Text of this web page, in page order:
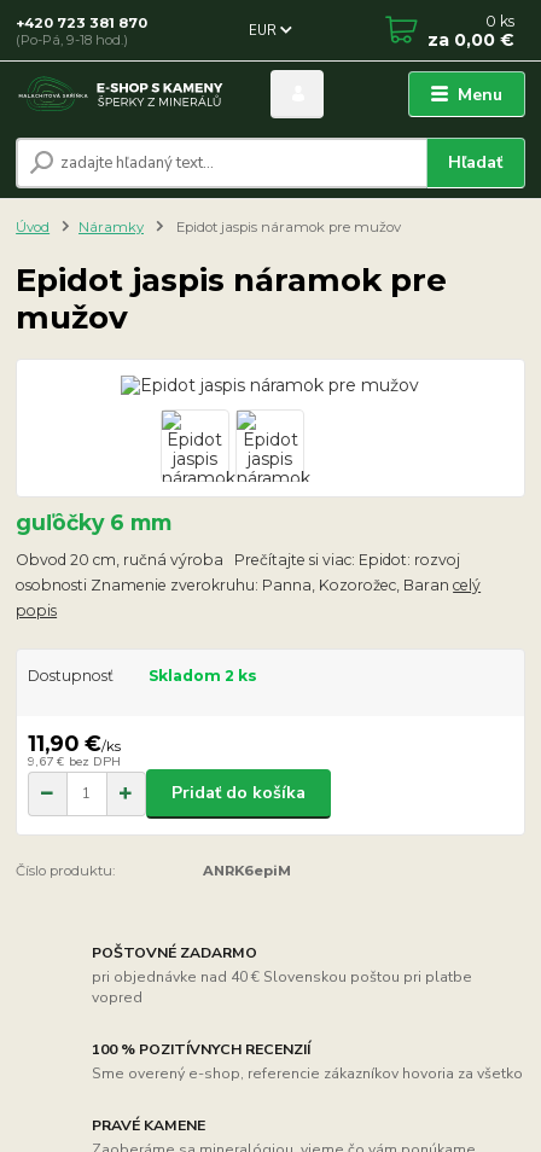
Menu
EUR
Hľadať
+420 723 381 870
(Po-Pá, 9-18 hod.)
0 ks
za 0,00 €
Úvod Náramky Epidot jaspis náramok pre mužov
Epidot jaspis náramok pre
mužov
guľôčky 6 mm
Obvod 20 cm, ručná výroba Prečítajte si viac: Epidot: rozvoj
osobnosti Znamenie zverokruhu: Panna, Kozorožec, Barancelý
popis
Dostupnosť Skladom 2 ks
11,90 €/ks
9,67 € bez DPH
Pridať do košíka
Číslo produktu: ANRK6epiM
POŠTOVNÉ ZADARMO
pri objednávke nad 40 € Slovenskou poštou pri platbe
vopred
100 % POZITÍVNYCH RECENZIÍ
Sme overený e-shop, referencie zákazníkov hovoria za všetko
PRAVÉ KAMENE